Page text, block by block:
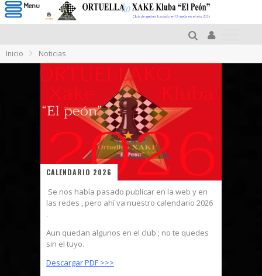
Inicio Noticias
CALENDARIO 2026
Se nos había pasado publicar en la web y en
las redes , pero ahí va nuestro calendario 2026
.
Aun quedan algunos en el club ; no te quedes
sin el tuyo.
Descargar PDF >>>
Menu